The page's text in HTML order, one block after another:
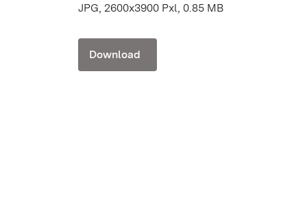
JPG, 2600x3900 Pxl, 0.85 MB
Download